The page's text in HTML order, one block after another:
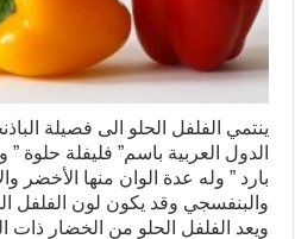
ينتمي الفلفل الحلو الى فصيلة
الدول العربية باسم” فليفلة حلوة
بارد ” وله عدة الوان منها الأخضر
والبنفسجي وقد يكون لون الفلفل
ويعد الفلفل الحلو من الخضار ذات